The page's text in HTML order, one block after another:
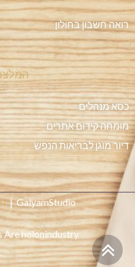
רואה חשבון בחולון
כסא מנהלים
מומחה קידום אתרים
דיור מוגן לבריאות הנפש
GalyamStudio |
holonindustry
גלילה